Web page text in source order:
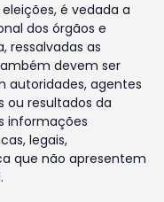
é vedada a
dos órgãos e
ressalvadas as
devem ser
autoridades, agentes
ou resultados da
informações
legais,
que não apresentem